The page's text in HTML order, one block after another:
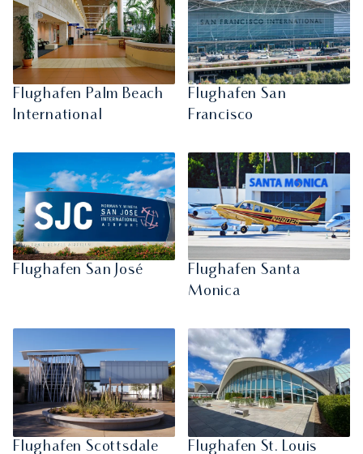
Flughafen Palm Beach
International
Flughafen San
Francisco
Flughafen San José
Flughafen Santa
Monica
Flughafen Scottsdale Flughafen St. Louis